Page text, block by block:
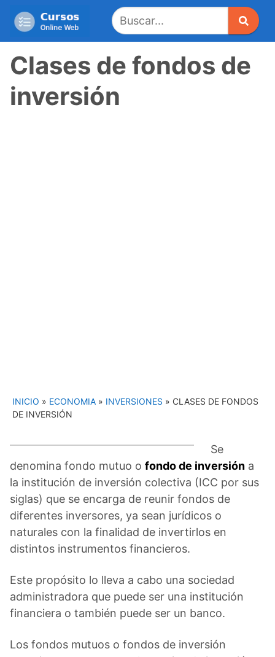
Clases de fondos de
inversión
INICIO » ECONOMIA » INVERSIONES » CLASES DE FONDOS
DE INVERSIÓN
Se
denomina fondo mutuo o fondo de inversión a
la institución de inversión colectiva (ICC por sus
siglas) que se encarga de reunir fondos de
diferentes inversores, ya sean jurídicos o
naturales con la finalidad de invertirlos en
distintos instrumentos financieros.
Este propósito lo lleva a cabo una sociedad
administradora que puede ser una institución
financiera o también puede ser un banco.
Los fondos mutuos o fondos de inversión